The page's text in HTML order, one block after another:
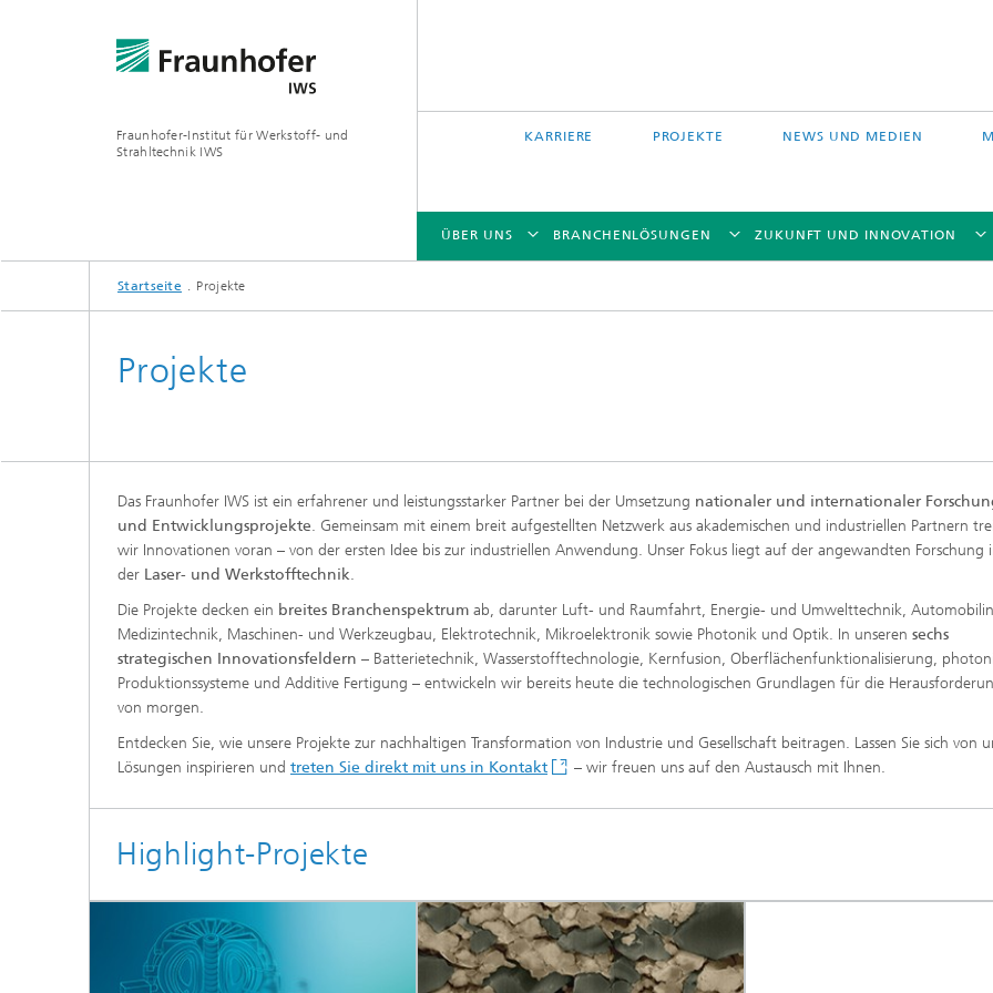
Fraunhofer-Institut für Werkstoff- und
Strahltechnik IWS
KARRIERE PROJEKTE NEWS UND MEDIEN
ÜBER UNS
ÜBER UNS
BRANCHENLÖSUNGEN
BRANCHENLÖSUNGEN
ZUKUNFT UND INNOVATION
ZUKUNFT UND INNOVATION
TECHNOLOGIEN UND KOMPETENZEN
Reaktive Multischichten
Tribologische und Funktionale
Schichten
Schichtcharakterisierung
PVD-Schichten
Tribologische Systeme
Pulverbettverfahren und Drucken
Mikro- und Biosystemtechnik
Echtzeitverarbeitung und
Optische Inspektionstechnik
Startseite Projekte
Projekte
Das Fraunhofer IWS ist ein erfahrener und leistungsstarker Partner bei der Umsetzung nationaler und internationaler
und Entwicklungsprojekte. Gemeinsam mit einem breit aufgestellten Netzwerk aus akademischen und industriellen Partnern
wir Innovationen voran – von der ersten Idee bis zur industriellen Anwendung. Unser Fokus liegt auf der angewandten Forschung
der Laser- und Werkstofftechnik.
Die Projekte decken ein breites Branchenspektrum ab, darunter Luft- und Raumfahrt, Energie- und Umwelttechnik,
Medizintechnik, Maschinen- und Werkzeugbau, Elektrotechnik, Mikroelektronik sowie Photonik und Optik. In unseren sechs
strategischen Innovationsfeldern – Batterietechnik, Wasserstofftechnologie, Kernfusion, Oberflächenfunktionalisierung,
Produktionssysteme und Additive Fertigung – entwickeln wir bereits heute die technologischen Grundlagen für die
von morgen.
Entdecken Sie, wie unsere Projekte zur nachhaltigen Transformation von Industrie und Gesellschaft beitragen. Lassen Sie sich von
Lösungen inspirieren und treten Sie direkt mit uns in Kontakt – wir freuen uns auf den Austausch mit Ihnen.
Highlight-Projekte